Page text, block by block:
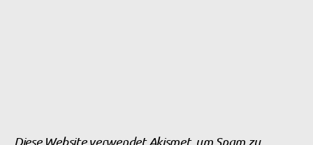
Diese Website verwendet Akismet, um Spam zu